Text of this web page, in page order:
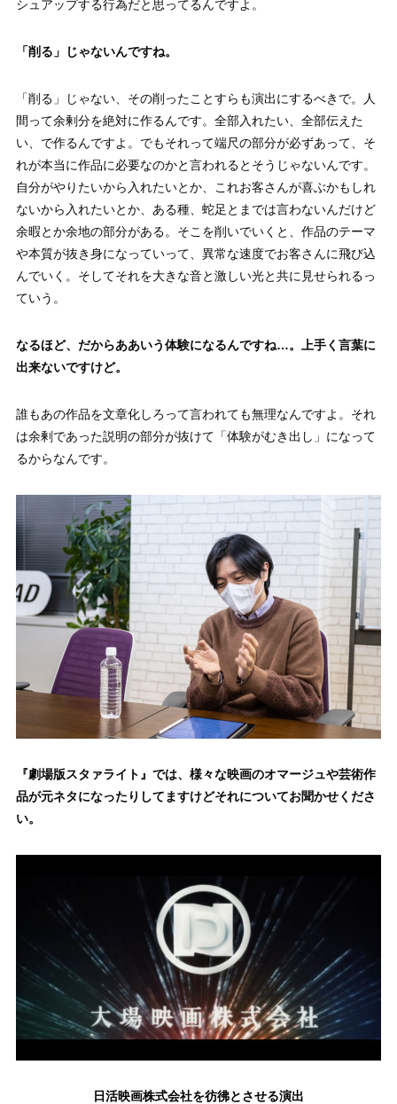
シュアップする行為だと思ってるんですよ。
「削る 」 じゃないんですね。
「削る」じゃない、その削ったことすらも演出にするべきで。人
間って余剰分を絶対に作るんです。全部入れたい、全部伝えた
い、で作るんですよ。でもそれって端尺の部分が必ずあって、そ
れが本当に作品に必要なのかと言われるとそうじゃないんです。
自分がやりたいから入れたいとか、これお客さんが喜ぶかもしれ
ないから入れたいとか、ある種、蛇足とまでは言わないんだけど
余暇とか余地の部分がある。そこを削いでいくと、作品のテーマ
や本質が抜き身になっていって、異常な速度でお客さんに飛び込
んでいく。そしてそれを大きな音と激しい光と共に見せられるっ
ていう。
なるほど、だからああいう体験になるんですね…。 上手く言葉に
出来ないですけど。
誰もあの作品を文章化しろって言われても無理なんですよ。それ
は余剰であった説明の部分が抜けて「体験がむき出し」になって
るからなんです。
『劇場版スタァライト』では、様々な映画のオマージュや芸術作
品が元ネタになったりしてますけどそれについてお聞かせくださ
い。
日活映画株式会社を彷彿とさせる演出